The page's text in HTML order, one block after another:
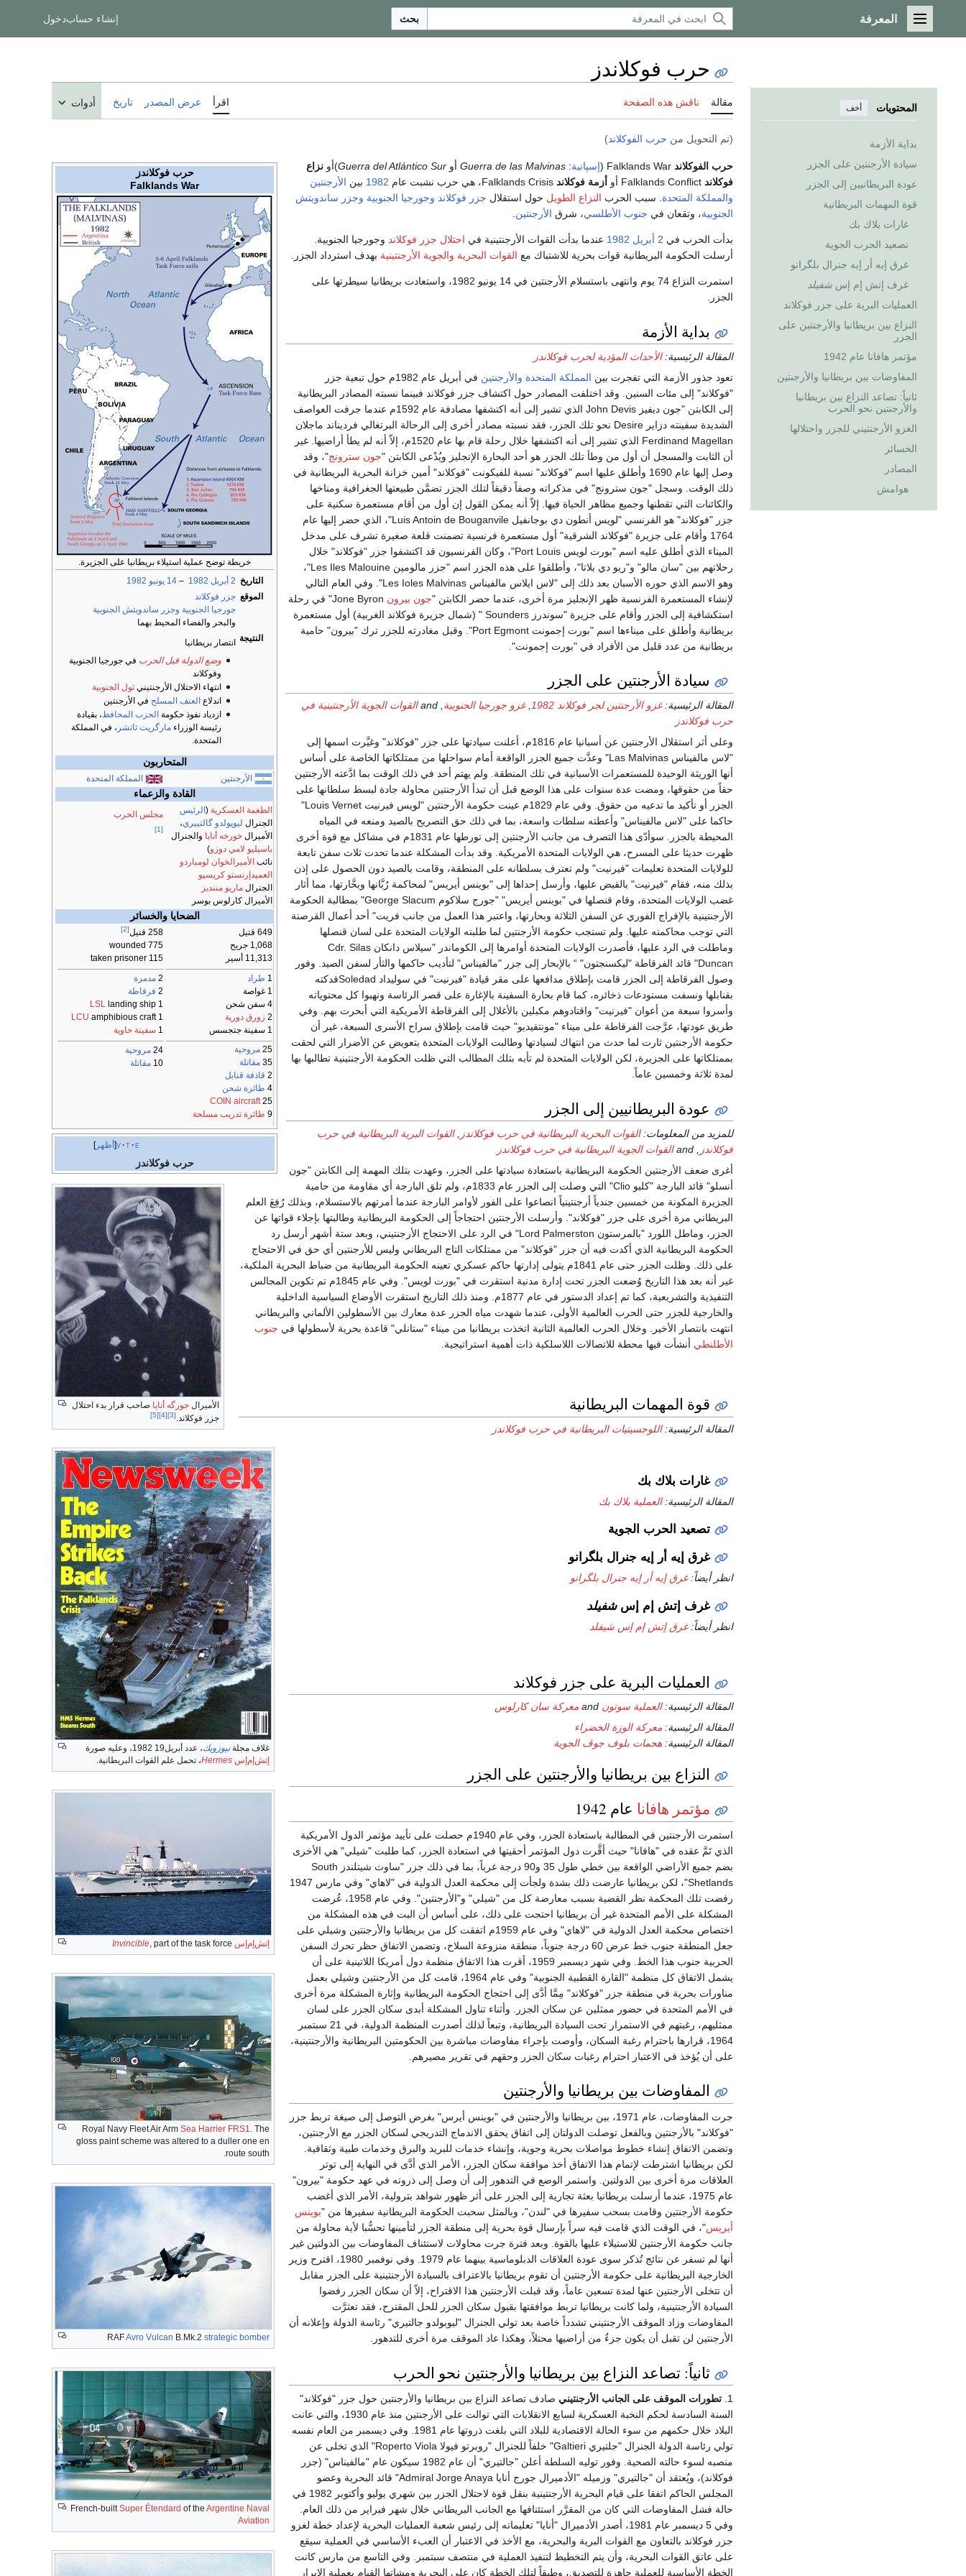
القائمة الرئيسية
المعرفة بحث إنشاء حسابدخول
المحتويات أخف
بداية الأزمة
سيادة الأرجنتين على الجزر
عودة البريطانيين إلى الجزر
قوة المهمات البريطانية
غارات بلاك بك
تصعيد الحرب الجوية
غرق إيه أر إيه جنرال بلگرانو
غرف إتش إم إس شفيلد
العمليات البرية على جزر فوكلاند
النزاع بين بريطانيا والأرجنتين على
الجزر
مؤتمر هافانا عام 1942
المفاوضات بين بريطانيا والأرجنتين
ثانياً: تصاعد النزاع بين بريطانيا
والأرجنتين نحو الحرب
الغزو الأرجنتيني للجزر واحتلالها
الخسائر
المصادر
هوامش
حرب فوكلاندز
مقالة ناقش هذه الصفحة اقرأ عرض المصدر تاريخ أدوات
(تم التحويل من حرب الفوكلاند)
حرب فوكلاندز
Falklands War
خريطة توضح عملية استيلاء بريطانيا على الجزيرة.
التاريخ 2 أبريل 1982
– 14 يونيو
1982
الموقع جزر فوكلاند
جورجيا الجنوبية وجزر ساندويتش الجنوبية
والبحر والفضاء المحيط بهما
النتيجة
انتصار بريطانيا
وضع الدولة قبل الحرب في جورجيا الجنوبية
وفوكلاند
انتهاء الاحتلال الأرجنتيني ثول الجنوبية
اندلاع العنف المسلح في الأرجنتين
ازدياد نفوذ حكومة الحزب المحافظ، بقيادة
رئيسة الوزراء مارگريت ثاتشر ، في المملكة
المتحدة.
المتحاربون
الأرجنتين المملكة المتحدة
القادة والزعماء
الطغمة العسكرية ( الرئيس
الجنرال ليوپولدو گالتييري،
الأميرال خورخه أنايا والجنرال
باسيليو لامي دوزو)
نائب الأميرالخوان لومباردو
العميدإرنستو كريسپو
الجنرال ماريو مننديز
الأميرال كارلوس بوسر
مجلس الحرب
[1]
الضحايا والخسائر
649 قتيل
1,068 جريح
11,313 أسير
1 طراد
1 غواصة
4 سفن شحن
2 زورق دورية
1 سفينة جتجسس
25 مروحية
35 مقاتلة
2 قاذفة قنابل
4 طائرة شحن
25
COIN aircraft
9 طائرة تدريب مسلحة
258 قتيل [2]
775 wounded
115 taken prisoner
2 مدمرة
2 فرقاطة
1
LSL landing ship
1
LCU amphibious craft
1 سفينة حاوية
24 مروحية
10 مقاتلة
أظهر v t e
حرب فوكلاندز
حرب الفوكلاند إسپانية:
Guerra de las Malvinas أو Guerra del Atlántico Sur)أو نزاع
فوكلاند
أزمة فوكلاند 1982 بين الأرجنتين
والمملكة المتحدة . سبب الحرب النزاع الطويل حول استقلال جزر فوكلاند وجورجيا الجنوبية وجزر ساندويتش
الجنوبية، وتقعان في جنوب الأطلسي، شرق الأرجنتين
بدأت الحرب في 2 أبريل 1982 عندما بدأت القوات الأرجنتينية في احتلال جزر فوكلاند وجورجيا الجنوبية.
أرسلت الحكومة البريطانية قوات بحرية للاشتباك مع القوات البحرية والجوية الأرجنتينية بهدف استرداد الجزر.
استمرت النزاع 74 يوم وانتهى باستسلام الأرجنتين في 14 يونيو 1982، واستعادت بريطانيا سيطرتها على
الجزر.
بداية الأزمة
الأميرال جورگه أنايا صاحب قرار بدء احتلال
جزر فوكلاند. [3]
[4]
[5]
المقالة الرئيسية:الأحداث المؤدية لحرب فوكلاندز
تعود جذور الأزمة التي تفجرت بين المملكة المتحدة والأرجنتين
في أبريل عام 1982م حول تبعية جزر
"فوكلاند" إلى مئات السنين. وقد اختلفت المصادر حول اكتشاف جزر فوكلاند فبينما نسبته المصادر البريطانية
إلى الكابتن "جون ديفيز John Devis الذي تشير إلى أنه اكتشفها مصادفة عام 1592م عندما جرفت العواصف
الشديدة سفينته دزاير Desire نحو تلك الجزر، فقد نسبته مصادر أخرى إلى الرحالة البرتغالي فرديناند ماجلان
Ferdinand Magellan الذي تشير إلى أنه اكتشفها خلال رحلة قام بها عام 1520م، إلاّ أنه لم يطأ أراضيها. غير
أن الثابت والمسجل أن أول من وطأ تلك الجزر هو أحد البحارة الإنجليز ويُدْعى الكابتن "جون سترونج"، وقد
وصل إليها عام 1690 وأطلق عليها اسم "فوكلاند" نسبة للفيكونت "فوكلاند" أمين خزانة البحرية البريطانية في
ذلك الوقت. وسجل "جون سترونج" في مذكراته وصفاً دقيقاً لتلك الجزر تضمَّن طبيعتها الجغرافية ومناخها
والكائنات التي تقطنها وجميع مظاهر الحياة فيها. إلاّ أنه يمكن القول إن أول من أقام مستعمرة سكنية على
جزر "فوكلاند" هو الفرنسي "لويس أنطون دي بوجانفيل Luis Antoin de Bouganvile"، الذي حضر إليها عام
1764 وأقام على جزيرة "فوكلاند الشرقية" أول مستعمرة فرنسية تضمنت قلعة صغيرة تشرف على مدخل
الميناء الذي أطلق عليه اسم "بورت لويس Port Louis"، وكان الفرنسيون قد اكتشفوا جزر "فوكلاند" خلال
رحلاتهم بين "سان مالو" و"ريو دي بلاتا"، وأطلقوا على هذه الجزر اسم "جزر مالومين Les Iles Malouine"،
وهو الاسم الذي حوره الأسبان بعد ذلك إلى "لاس ايلاس مالفيناس Les Ioles Malvinas". وفي العام التالي
لإنشاء المستعمرة الفرنسية ظهر الإنجليز مرة أخرى، عندما حضر الكابتن "جون بيرون
Jone Byron" في رحلة
استكشافية إلى الجزر وأقام على جزيرة "سوندرز Sounders " (شمال جزيرة فوكلاند الغربية) أول مستعمرة
بريطانية وأطلق على ميناءها اسم "بورت إجمونت Port Egmont". وقبل مغادرته للجزر ترك "بيرون" حامية
بريطانية من عدد قليل من الأفراد في "بورت إجمونت".
سيادة الأرجنتين على الجزر
المقالة الرئيسية:غزو الأرجنتين لجر فوكلاند 1982 ,غزو جورجيا الجنوبية
القوات الجوية الأرجنتينية في
حرب فوكلاندز
وعلى أثر استقلال الأرجنتين عن أسبانيا عام 1816م، أعلنت سيادتها على جزر "فوكلاند" وغيَّرت اسمها إلى
"لاس مالفيناس Las Malvinas" وعدَّت جميع الجزر الواقعة أمام سواحلها من ممتلكاتها الخاصة على أساس
أنها الوريثة الوحيدة للمستعمرات الأسبانية في تلك المنطقة. ولم يهتم أحد في ذلك الوقت بما ادَّعته الأرجنتين
حقاً من حقوقها، ومضت عدة سنوات على هذا الوضع قبل أن تبدأ الأرجنتين محاولة جادة لبسط سلطانها على
الجزر أو تأكيد ما تدعيه من حقوق. وفي عام 1829م عينت حكومة الأرجنتين "لويس فيرنيت Louis Vernet"
حاكما على "لاس مالفيناس" وأعطته سلطات واسعة، بما في ذلك حق التصريح بالصيد ومنعه في المياه
المحيطة بالجزر. سوأدّى هذا التصرف من جانب الأرجنتين إلى تورطها عام 1831م في مشاكل مع قوة أخرى
ظهرت حديثا على المسرح، هي الولايات المتحدة الأمريكية. وقد بدأت المشكلة عندما تحدت ثلاث سفن تابعة
للولايات المتحدة تعليمات "فيرنيت" ولم تعترف بسلطانه على المنطقة، وقامت بالصيد دون الحصول على إذن
بذلك منه، فقام "فيرنيت" بالقبض عليها، وأرسل إحداها إلى "بوينس أيريس" لمحاكمة رُبَّانها وبحَّارتها، مما أثار
غضب الولايات المتحدة، وقام قنصلها في "بوينس أيريس" "جورج سلاكوم George Slacum" بمطالبة الحكومة
الأرجنتينية بالإفراج الفوري عن السفن الثلاثة وبحارتها، واعتبر هذا العمل من جانب فريت" أحد أعمال القرصنة
التي توجب محاكمته عليها. ولم تستجب حكومة الأرجنتين لما طلبته الولايات المتحدة على لسان قنصلها
وماطلت في الرد عليها، فأصدرت الولايات المتحدة أوامرها إلى الكوماندر "سيلاس دانكان Cdr. Silas
Duncan" قائد الفرقاطة "ليكسنجتون" “ بالإبحار إلى جزر "مالفيناس" لتأديب حاكمها والثأر لسفن الصيد. وفور
وصول الفرقاطة إلى الجزر قامت بإطلاق مدافعها على مقر قيادة "فيرنيت" في سوليداد Soledadفدكته
بقنابلها ونسفت مستودعات ذخائره، كما قام بحارة السفينة بالإغارة على قصر الرئاسة ونهبوا كل محتوياته
وأسروا سبعة من أعوان "فيرنيت" واقتادوهم مكبلين بالأغلال إلى الفرقاطة الأمريكية التي أبحرت بهم. وفي
طريق عودتها، عرَّجت الفرقاطة على ميناء "مونتفيديو" حيث قامت بإطلاق سراح الأسرى السبعة، غير أن
حكومة الأرجنتين ثارت لما حدث من انتهاك لسيادتها وطالبت الولايات المتحدة بتعويض عن الأضرار التي لحقت
بممتلكاتها على الجزيرة، لكن الولايات المتحدة لم تأبه بتلك المطالب التي ظلت الحكومة الأرجنتينية تطالبها بها
لمدة ثلاثة وخمسين عاماً.
عودة البريطانيين إلى الجزر
غلاف مجلةنيوزويك، عدد أبريل19 1982، وعليه صورة
إتش‌إم‌إس Hermes، تحمل علم القوات البريطانية.
للمزيد من المعلومات:القوات البحرية البريطانية في حرب فوكلاندز ,القوات البرية البريطانية في حرب
فوكلاندز
القوات الجوية البريطانية في حرب فوكلاندز
أغرى ضعف الأرجنتين الحكومة البريطانية باستعادة سيادتها على الجزر، وعهدت بتلك المهمة إلى الكابتن "جون
أنسلو" قائد البارجة ‎"كليو Clio" التي وصلت إلى الجزر عام 1833م، ولم تلق البارجة أي مقاومة من حامية
الجزيرة المكونة من خمسين جندياً أرجنتينياً انصاعوا على الفور لأوامر البارجة عندما أمرتهم بالاستسلام، وبذلك رُفِعَ العلم
البريطاني مرة أخرى على جزر "فوكلاند". وأرسلت الأرجنتين احتجاجاً إلى الحكومة البريطانية وطالبتها بإجلاء قواتها عن
الجزر، وماطل اللورد "بالمرستون Lord Palmerston" في الرد على الاحتجاج الأرجنتيني، وبعد ستة أشهر أرسل رد
الحكومة البريطانية الذي أكدت فيه أن جزر "فوكلاند" من ممتلكات التاج البريطاني وليس للأرجنتين أي حق في الاحتجاج
على ذلك. وظلت الجزر حتى عام 1841م يتولى إدارتها حاكم عسكري تعينه الحكومة البريطانية من ضباط البحرية الملكية،
غير أنه بعد هذا التاريخ وُضعت الجزر تحت إدارة مدنية استقرت في "بورت لويس". وفي عام 1845م تم تكوين المجالس
التنفيذية والتشريعية، كما تم إعداد الدستور في عام 1877م. ومنذ ذلك التاريخ استقرت الأوضاع السياسية الداخلية
والخارجية للجزر حتى الحرب العالمية الأولى، عندما شهدت مياه الجزر عدة معارك بين الأسطولين الألماني والبريطاني
انتهت بانتصار الأخير. وخلال الحرب العالمية الثانية اتخذت بريطانيا من ميناء "ستانلي" قاعدة بحرية لأسطولها في جنوب
الأطلنطي أنشأت فيها محطة للاتصالات اللاسلكية ذات أهمية استراتيجية.
قوة المهمات البريطانية
المقالة الرئيسية:اللوجسيتيات البريطانية في حرب فوكلاندز
إتش‌إم‌إس Invincible, part of the task force
Royal Navy Fleet Air Arm Sea Harrier FRS1. The
gloss paint scheme was altered to a duller one en
route south.
غارات بلاك بك
المقالة الرئيسية:العملية بلاك بك
RAFAvro Vulcan B.Mk.2 strategic bomber
تصعيد الحرب الجوية
French-builtSuper Étendard of the Argentine Naval
Aviation
غرق إيه أر إيه جنرال بلگرانو
انظر أيضاً:غرق إيه أر إيه جنرال بلگرانو
غرف إتش إم إسشفيلد
انظر أيضاً:غرق إتش إم إس شيفلد
العمليات البرية على جزر فوكلاند
المقالة الرئيسية:العملية سوتون
معركة سان كارلوس
المقالة الرئيسية: معركة الوزة الخضراء
المقالة الرئيسية: هجمات بلوف جوڤ الجوية
النزاع بين بريطانيا والأرجنتين على الجزر
مؤتمر هافانا عام 1942
استمرت الأرجنتين في المطالبة باستعادة الجزر، وفي عام 1940م حصلت على تأييد مؤتمر الدول الأمريكية
الذي تَمَّ عقده في "هافانا" حيث أقَّرت دول المؤتمر أحقيتها في استعادة الجزر، كما طلبت "شيلي" هي الأخرى
بضم جميع الأراضي الواقعة بين خطي طول 35 و90 درجة غرباً، بما في ذلك جزر "ساوث شيتلندز South
Shetlands"، لكن بريطانيا عارضت ذلك بشدة ولجأت إلى محكمة العدل الدولية في "لاهاي" وفي مارس 1947
رفضت تلك المحكمة نظر القضية بسبب معارضة كل من "شيلي" و"الأرجنتين". وفي عام 1958، عُرضت
المشكلة على الأمم المتحدة غير أن بريطانيا احتجت على ذلك، على أساس أن البت في هذه المشكلة من
اختصاص محكمة العدل الدولية في "لاهاي" وفي عام 1959م اتفقت كل من بريطانيا والأرجنتين وشيلي على
جعل المنطقة جنوب خط عرض 60 درجة جنوباً، منطقة منزوعة السلاح، وتضمن الاتفاق حظر تحرك السفن
الحربية جنوب هذا الخط. وفي شهر ديسمبر 1959، أقرت هذا الاتفاق منظمة دول أمريكا اللاتينية على أن
يشمل الاتفاق كل منظمة "القارة القطبية الجنوبية" وفي عام 1964، قامت كل من الأرجنتين وشيلي بعمل
مناورات بحرية في منطقة جزر "فوكلاند" مِمَّا أدَّى إلى احتجاج الحكومة البريطانية وإثارة المشكلة مرة أخرى
في الأمم المتحدة في حضور ممثلين عن سكان الجزر. وأثناء تناول المشكلة أبدى سكان الجزر على لسان
ممثليهم، رغبتهم في الاستمرار تحت السيادة البريطانية، وتبعاً لذلك أصدرت المنظمة الدولية، في 21 سبتمبر
1964، قرارها باحترام رغبة السكان، وأوصت بإجراء مفاوضات مباشرة بين الحكومتين البريطانية والأرجنتينية،
على أن يُؤخذ في الاعتبار احترام رغبات سكان الجزر وحقهم في تقرير مصيرهم.
المفاوضات بين بريطانيا والأرجنتين
جرت المفاوضات، عام 1971، بين بريطانيا والأرجنتين في "بوينس أيرس" بغرض التوصل إلى صيغة تربط جزر
"فوكلاند" بالأرجنتين وبالفعل توصلت الدولتان إلى اتفاق يحقق الاندماج التدريجي لسكان الجزر مع الأرجنتين،
وتضمن الاتفاق إنشاء خطوط مواصلات بحرية وجوية، وإنشاء خدمات للبريد والبرق وخدمات طبية وثقافية.
لكن بريطانيا اشترطت لإتمام هذا الاتفاق أخذ موافقة سكان الجزر، الأمر الذي أدَّى في النهاية إلى توتر
العلاقات مرة أخرى بين الدولتين. واستمر الوضع في التدهور إلى أن وصل إلى ذروته في عهد حكومة "بيرون"
عام 1975، عندما أرسلت بريطانيا بعثة تجارية إلى الجزر على أثر ظهور شواهد بترولية، الأمر الذي أغضب
حكومة الأرجنتين وقامت بسحب سفيرها في "لندن"، وبالمثل سحبت الحكومة البريطانية سفيرها من "بوينس
أيريس"، في الوقت الذي قامت فيه سراً بإرسال قوة بحرية إلى منطقة الجزر لتأمينها تحسُّبا لأية محاولة من
جانب حكومة الأرجنتين للاستيلاء عليها بالقوة. وبعد فترة جرت محاولات لاستئناف المفاوضات بين الدولتين غير
أنها لم تسفر عن نتائج تُذكر سوى عودة العلاقات الدبلوماسية بينهما عام 1979. وفي نوفمبر 1980، اقترح وزير
الخارجية البريطانية على حكومة الأرجنتين أن تقوم بريطانيا بالاعتراف بالسيادة الأرجنتينية على الجزر مقابل
أن تتخلى الأرجنتين عنها لمدة تسعين عاماً، وقد قبلت الأرجنتين هذا الاقتراح، إلاّ أن سكان الجزر رفضوا
السيادة الأرجنتينية، ولما كانت بريطانيا تربط موافقتها بقبول سكان الجزر للحل المقترح، فقد تعثرَّت
المفاوضات وزاد الموقف الأرجنتيني تشدداً خاصة بعد تولي الجنرال "ليوبولدو جالتيري" رئاسة الدولة وإعلانه أن
الأرجنتين لن تقبل أن يكون جزءٌ من أراضيها محتلاً، وهكذا عاد الموقف مرة أخرى للتدهور.
ثانياً: تصاعد النزاع بين بريطانيا والأرجنتين نحو الحرب
1. تطورات الموقف على الجانب الأرجنتيني صادف تصاعد النزاع بين بريطانيا والأرجنتين حول جزر "فوكلاند"
السنة السادسة لحكم النخبة العسكرية لسابع الانقلابات التي توالت على الأرجنتين منذ عام 1930، والتي عانت
البلاد خلال حكمهم من سوء الحالة الاقتصادية للبلاد التي بلغت ذروتها عام 1981. وفي ديسمبر من العام نفسه
تولي رئاسة الدولة الجنرال "جلتيري Galtieri" خلفاً للجنرال "روبرتو فيولا Roperto Viola" الذي تخلى عن
منصبه لسوء حالته الصحية. وفور توليه السلطة أعلن "جالتيري" أن عام 1982 سيكون عام "مالفيناس" (جزر
فوكلاند)، ويُعتقد أن "جالتيري" وزميله "الأدميرال جورج أنايا Admiral Jorge Anaya" قائد البحرية وعضو
المجلس الحاكم اتفقا على قيام البحرية الأرجنتينية بنقل قوة لاحتلال الجزر بين شهري يوليو وأكتوبر 1982 في
حالة فشل المفاوضات التي كان من المقرَّر استئنافها مع الجانب البريطاني خلال شهر فبراير من ذلك العام.
وفي 5 ديسمبر عام 1981، أصدر الأدميرال "أنايا" تعليماته إلى رئيس شعبة العمليات البحرية لإعداد خطة لغزو
جزر فوكلاند بالتعاون مع القوات البرية والبحرية، مع الأخذ في الاعتبار أن العبء الأساسي في العملية سيقع
على عاتق القوات البحرية، وأن يتم التخطيط لتنفيذ العملية في منتصف سبتمبر. وفي التاسع من مارس كانت
الخطة الأساسية للعملية جاهزة للتصديق، وطبقاً لتلك الخطة كان على البحرية ومشاتها القيام بعملية الإبرار